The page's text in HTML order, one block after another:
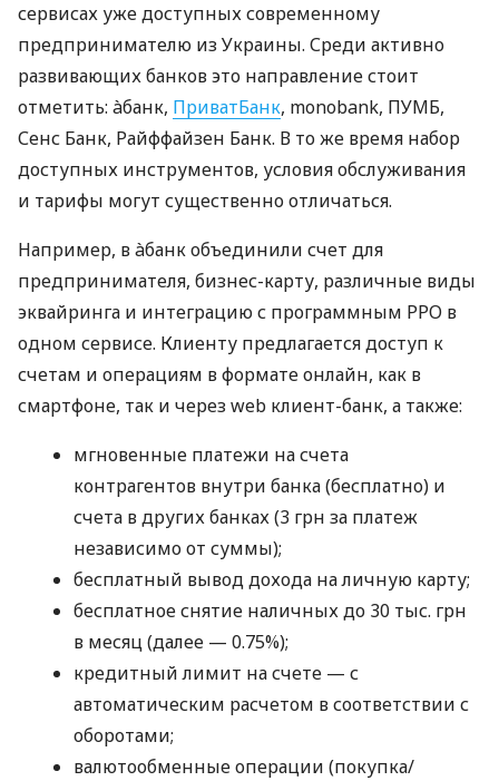
сервисах уже доступных современному
предпринимателю из Украины. Среди активно
развивающих банков это направление стоит
отметить: àбанк, ПриватБанк, monobank, ПУМБ,
Сенс Банк, Райффайзен Банк. В то же время набор
доступных инструментов, условия обслуживания
и тарифы могут существенно отличаться.
Например, в àбанк объединили счет для
предпринимателя, бизнес-карту, различные виды
эквайринга и интеграцию с программным РРО в
одном сервисе. Клиенту предлагается доступ к
счетам и операциям в формате онлайн, как в
смартфоне, так и через web клиент-банк, а также:
мгновенные платежи на счета
контрагентов внутри банка (бесплатно) и
счета в других банках (3 грн за платеж
независимо от суммы);
бесплатный вывод дохода на личную карту;
бесплатное снятие наличных до 30 тыс. грн
в месяц (далее — 0.75%);
кредитный лимит на счете — с
автоматическим расчетом в соответствии с
оборотами;
валютообменные операции (покупка/